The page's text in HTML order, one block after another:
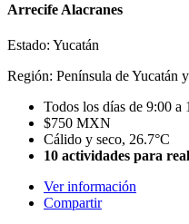
Arrecife Alacranes
Estado: Yucatán
Región: Península de Yucatán
Todos los días de 9:00 a
$750 MXN
Cálido y seco, 26.7°C
10 actividades para
Ver información
Compartir